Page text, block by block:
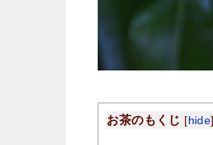
お茶のもくじ [ hide]